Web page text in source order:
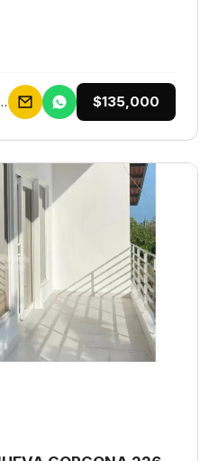
Raices $135,000